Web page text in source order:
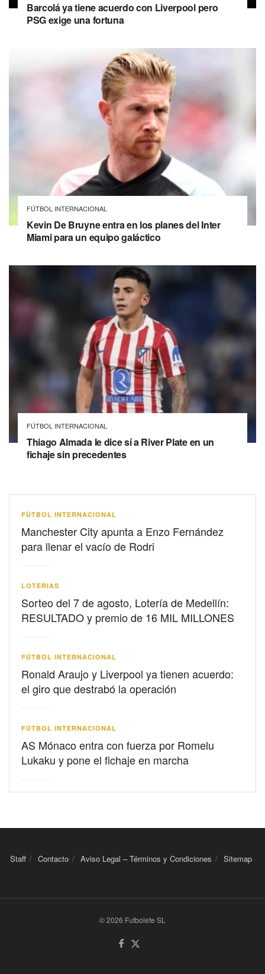
Barcolá ya tiene acuerdo con Liverpool pero
PSG exige una fortuna
FÚTBOL INTERNACIONAL
Kevin De Bruyne entra en los planes del Inter
Miami para un equipo galáctico
FÚTBOL INTERNACIONAL
Thiago Almada le dice sí a River Plate en un
fichaje sin precedentes
FÚTBOL INTERNACIONAL
Manchester City apunta a Enzo Fernández
para llenar el vacío de Rodri
LOTERIAS
Sorteo del 7 de agosto, Lotería de Medellín:
RESULTADO y premio de 16 MIL MILLONES
FÚTBOL INTERNACIONAL
Ronald Araujo y Liverpool ya tienen acuerdo:
el giro que destrabó la operación
FÚTBOL INTERNACIONAL
AS Mónaco entra con fuerza por Romelu
Lukaku y pone el fichaje en marcha
Staff Contacto Aviso Legal – Términos y Condiciones Sitemap
© 2026 Futbolete SL